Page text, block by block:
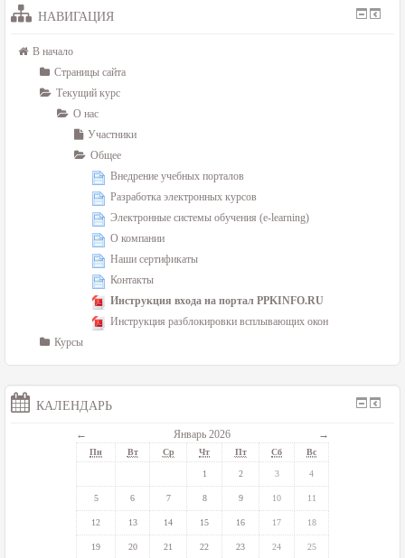
НАВИГАЦИЯ
В начало
Страницы сайта
Текущий курс
О нас
Участники
Общее
Внедрение учебных порталов
Разработка электронных курсов
Электронные системы обучения (e-learning)
О компании
Наши сертификаты
Контакты
Инструкция входа на портал PPKINFO.RU
Инструкция разблокировки всплывающих окон
Курсы
КАЛЕНДАРЬ
← Январь 2026 →
Пн Вт Ср Чт Пт Сб Вс
1 2 3 4
5 6 7 8 9 10 11
12 13 14 15 16 17 18
19 20 21 22 23 24 25